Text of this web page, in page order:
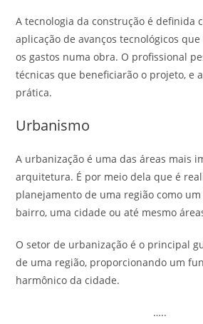
A tecnologia da construção é definida
aplicação de avanços tecnológicos
os gastos numa obra. O profissional
técnicas que beneficiarão o projeto, e
prática.
Urbanismo
A urbanização é uma das áreas mais
arquitetura. É por meio dela que é
planejamento de uma região como
bairro, uma cidade ou até mesmo
O setor de urbanização é o principal
de uma região, proporcionando um
harmônico da cidade.
…..